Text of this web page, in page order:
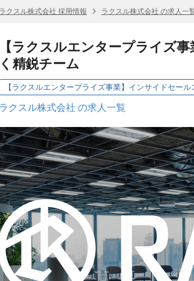
ラクスル株式会社 採用情報 ラクスル株式会社 の求人一
【ラクスルエンタープライズ
く精鋭チーム
【ラクスルエンタープライズ事業】インサイドセール
ラクスル株式会社 の求人一覧